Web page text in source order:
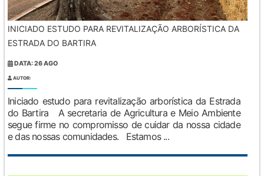
INICIADO ESTUDO PARA REVITALIZAÇÃO ARBORÍSTICA DA
ESTRADA DO BARTIRA
DATA: 26 AGO
AUTOR:
Iniciado estudo para revitalização arborística da Estrada
do Bartira A secretaria de Agricultura e Meio Ambiente
segue firme no compromisso de cuidar da nossa cidade
e das nossas comunidades. Estamos ...